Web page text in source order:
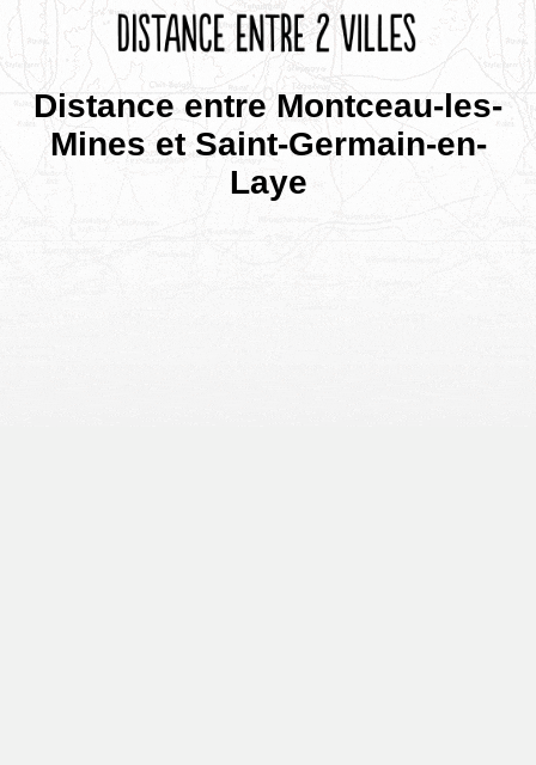
Distance entre Montceau-les-
Mines et Saint-Germain-en-
Laye